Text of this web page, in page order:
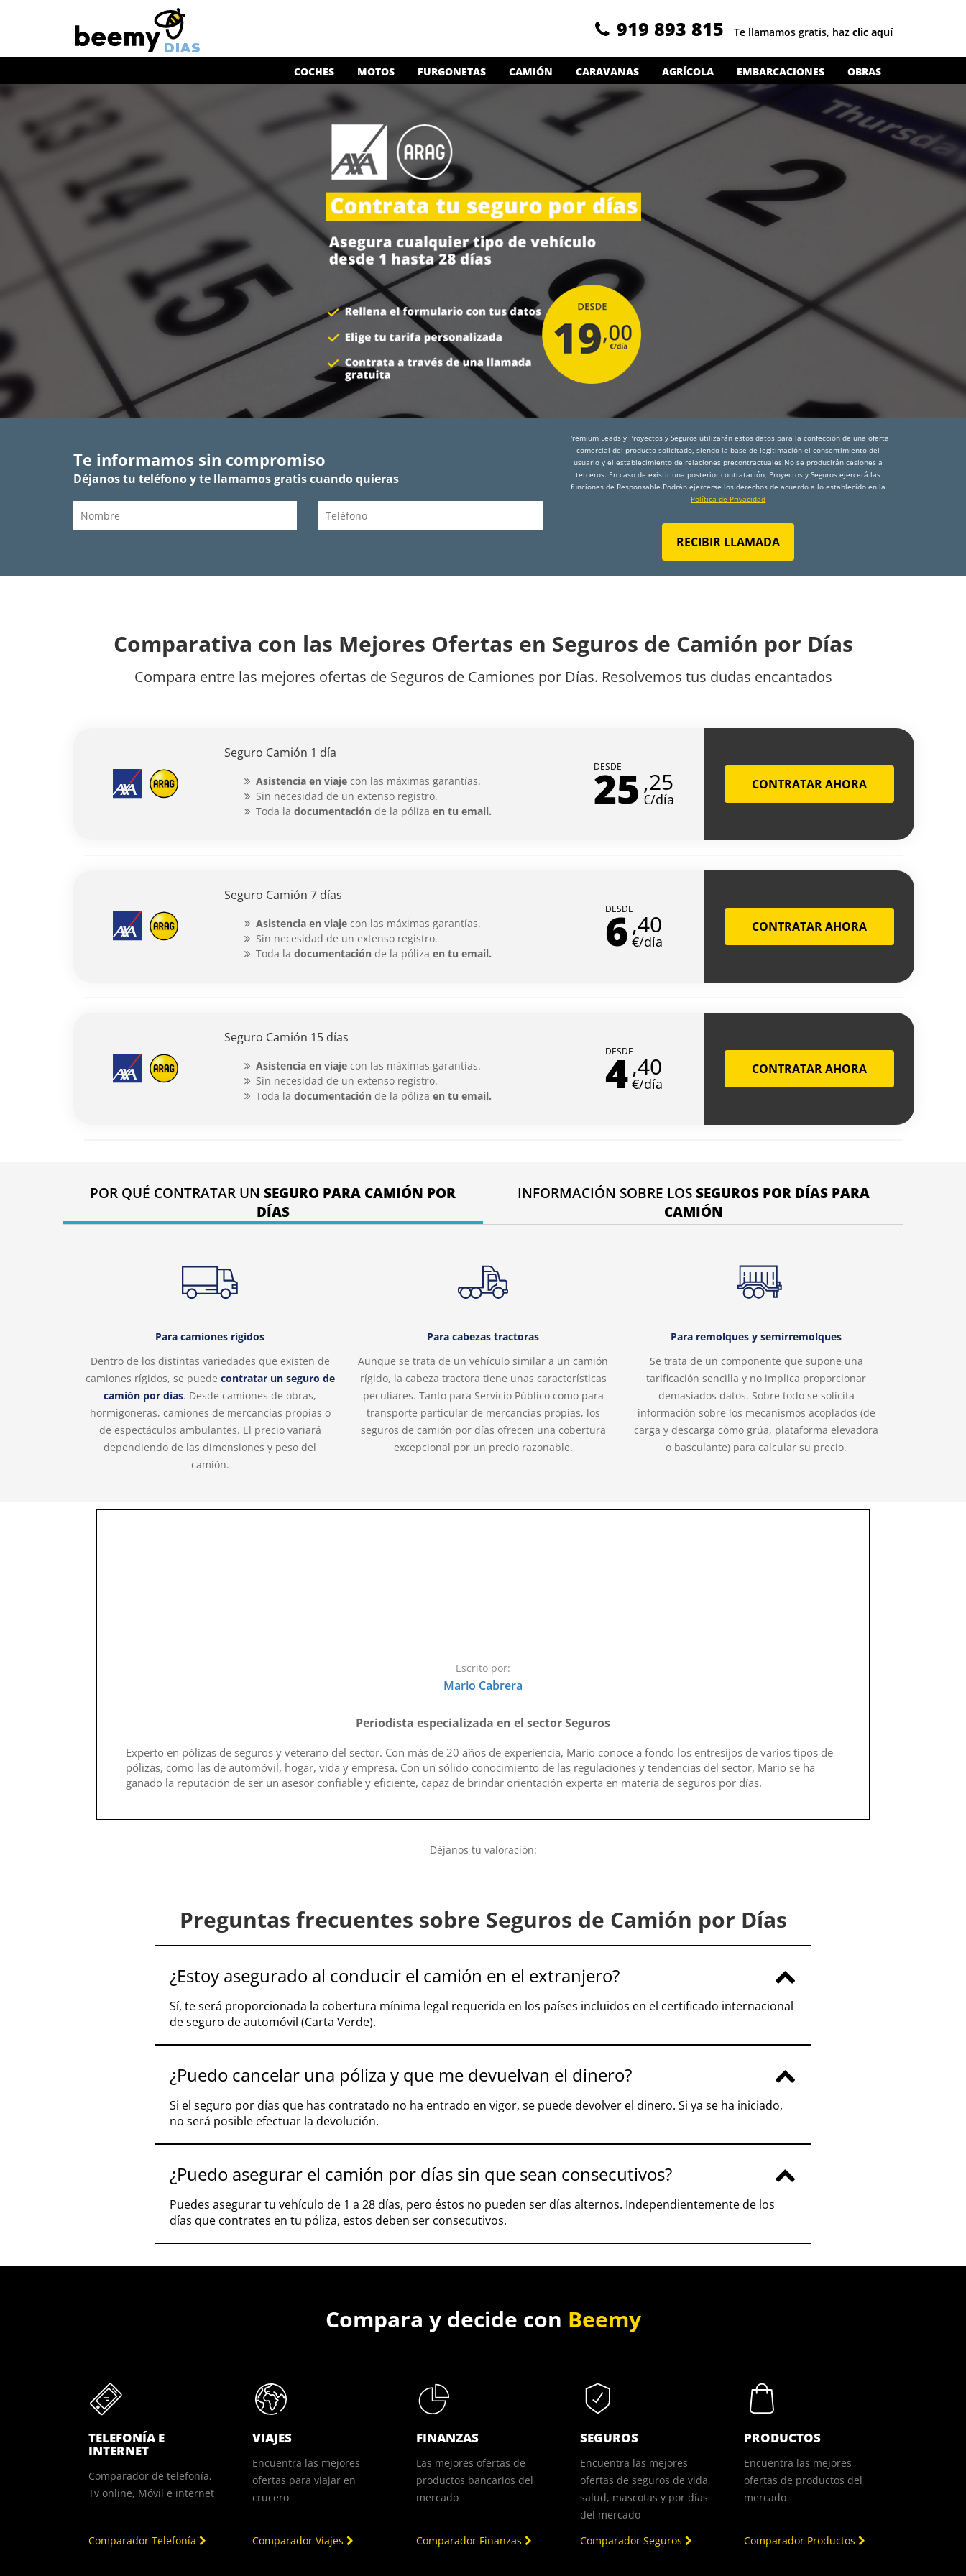
DIAS
919 893 815 Te llamamos gratis, haz clic aquí
COCHES MOTOS FURGONETAS CAMIÓN CARAVANAS AGRÍCOLA EMBARCACIONES OBRAS
Te informamos sin compromiso
Déjanos tu teléfono y te llamamos gratis cuando quieras
Premium Leads y Proyectos y Seguros utilizarán estos datos para la confección de una oferta
comercial del producto solicitado, siendo la base de legitimación el consentimiento del
usuario y el establecimiento de relaciones precontractuales.No se producirán cesiones a
terceros. En caso de existir una posterior contratación, Proyectos y Seguros ejercerá las
funciones de Responsable.Podrán ejercerse los derechos de acuerdo a lo establecido en la
Política de Privacidad
RECIBIR LLAMADA
Comparativa con las Mejores Ofertas en Seguros de Camión por Días
Compara entre las mejores ofertas de Seguros de Camiones por Días. Resolvemos tus dudas encantados
Seguro Camión 1 día
Asistencia en viaje con las máximas garantías.
Sin necesidad de un extenso registro.
Toda la documentación de la póliza en tu email.
DESDE
25 ,25
€/día
CONTRATAR AHORA
Seguro Camión 7 días
Asistencia en viaje con las máximas garantías.
Sin necesidad de un extenso registro.
Toda la documentación de la póliza en tu email.
DESDE
6,40
€/día
CONTRATAR AHORA
Seguro Camión 15 días
Asistencia en viaje con las máximas garantías.
Sin necesidad de un extenso registro.
Toda la documentación de la póliza en tu email.
DESDE
4,40
€/día
CONTRATAR AHORA
POR QUÉ CONTRATAR UN SEGURO PARA CAMIÓN POR
DÍAS
INFORMACIÓN SOBRE LOSSEGUROS POR DÍAS PARA
CAMIÓN
Para camiones rígidos
Dentro de los distintas variedades que existen de
camiones rígidos, se puede contratar un seguro de
camión por días. Desde camiones de obras,
hormigoneras, camiones de mercancías propias o
de espectáculos ambulantes. El precio variará
dependiendo de las dimensiones y peso del
camión.
Para cabezas tractoras
Aunque se trata de un vehículo similar a un camión
rígido, la cabeza tractora tiene unas características
peculiares. Tanto para Servicio Público como para
transporte particular de mercancías propias, los
seguros de camión por días ofrecen una cobertura
excepcional por un precio razonable.
Para remolques y semirremolques
Se trata de un componente que supone una
tarificación sencilla y no implica proporcionar
demasiados datos. Sobre todo se solicita
información sobre los mecanismos acoplados (de
carga y descarga como grúa, plataforma elevadora
o basculante) para calcular su precio.
Escrito por:
Mario Cabrera
Periodista especializada en el sector Seguros
Experto en pólizas de seguros y veterano del sector. Con más de 20 años de experiencia, Mario conoce a fondo los entresijos de varios tipos de
pólizas, como las de automóvil, hogar, vida y empresa. Con un sólido conocimiento de las regulaciones y tendencias del sector, Mario se ha
ganado la reputación de ser un asesor confiable y eficiente, capaz de brindar orientación experta en materia de seguros por días.
Déjanos tu valoración:
Preguntas frecuentes sobre Seguros de Camión por Días
¿Estoy asegurado al conducir el camión en el extranjero?
Sí, te será proporcionada la cobertura mínima legal requerida en los países incluidos en el certificado internacional
de seguro de automóvil (Carta Verde).
¿Puedo cancelar una póliza y que me devuelvan el dinero?
Si el seguro por días que has contratado no ha entrado en vigor, se puede devolver el dinero. Si ya se ha iniciado,
no será posible efectuar la devolución.
¿Puedo asegurar el camión por días sin que sean consecutivos?
Puedes asegurar tu vehículo de 1 a 28 días, pero éstos no pueden ser días alternos. Independientemente de los
días que contrates en tu póliza, estos deben ser consecutivos.
Compara y decide con Beemy
TELEFONÍA E
INTERNET
Comparador de telefonía,
Tv online, Móvil e internet
Comparador Telefonía
VIAJES
Encuentra las mejores
ofertas para viajar en
crucero
Comparador Viajes
FINANZAS
Las mejores ofertas de
productos bancarios del
mercado
Comparador Finanzas
SEGUROS
Encuentra las mejores
ofertas de seguros de vida,
salud, mascotas y por días
del mercado
Comparador Seguros
PRODUCTOS
Encuentra las mejores
ofertas de productos del
mercado
Comparador Productos